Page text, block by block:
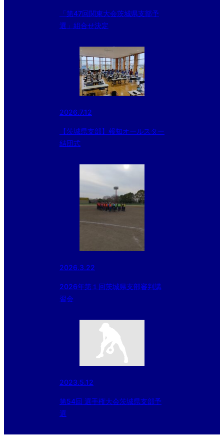
「第47回関東大会茨城県支部予
選」組合せ決定
2026.7.12
【茨城県支部】報知オールスター
結団式
2026.3.22
2026年第１回茨城県支部審判講
習会
2023.5.12
第54回 選手権大会茨城県支部予
選